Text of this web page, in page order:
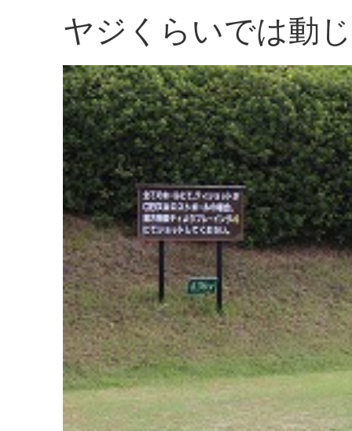
ヤジくらいでは動